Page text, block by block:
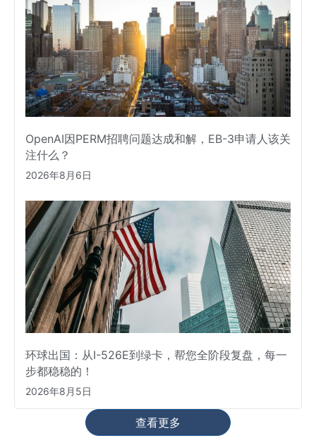
OpenAI因PERM招聘问题达成和解，EB-3申请人该关
注什么？
2026年8月6日
环球出国：从I-526E到绿卡，帮您全阶段复盘，每一
步都稳稳的！
2026年8月5日
查看更多